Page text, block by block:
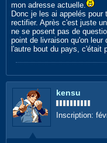
mon adresse actuelle.
Donc je les ai appelés
rectifier. Après c'est juste
ne se posent pas de
point de livraison qu'on leur
l'autre bout du pays, c'était
kensu
Inscription: